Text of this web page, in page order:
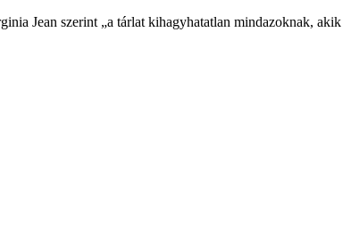
Jean szerint „a tárlat kihagyhatatlan mindazoknak, akik